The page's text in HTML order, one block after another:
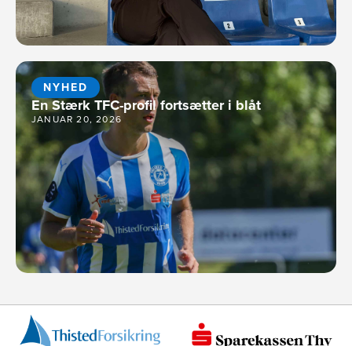
NYHED
En Stærk TFC-profil fortsætter i blåt
JANUAR 20, 2026